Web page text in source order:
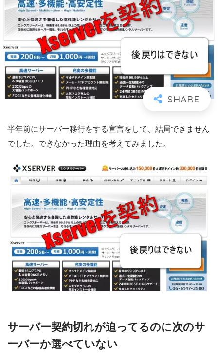
半年前にサーバー移行をする宣言をして、結局できません
でした。できなかった理由を考えてみました。
サーバー契約切れが迫ってるのに次のサ
ーバーか選べていない